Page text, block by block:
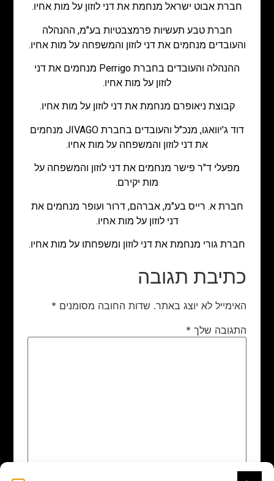
חברת אבוט ישראל מנחמת את דני לוזון על מות אחיו.
חברת טבע תעשיות פרמצבטיות בע"מ, ההנהלה
והעובדים מנחמים את דני לוזון והמשפחה על מות אחיו.
ההנהלה והעובדים בחברת Perrigo מנחמים את דני
לוזון על מות אחיו.
קבוצת ניאופרם מנחמת את דני לוזון על מות אחיו.
דוד ג'יוואגו, מנכ"ל והעובדים בחברת JIVAGO מנחמים
את דני לוזון והמשפחה על מות אחיו.
מפעלי ד"ר פישר מנחמים את דני לוזון והמשפחה על
מות יקירם.
חברת א. רייס בע"מ, אברהם, דרור ועופר מנחמים את
דני לוזון על מות אחיו.
חברת גורי מנחמת את דני לוזון ומשפחתו על מות אחיו.
כתיבת תגובה
האימייל לא יוצג באתר. שדות החובה מסומנים *
התגובה שלך *